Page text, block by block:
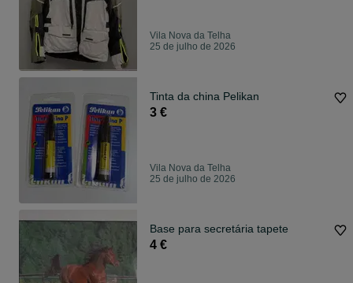
Vila Nova da Telha
25 de julho de 2026
Tinta da china Pelikan
3 €
Vila Nova da Telha
25 de julho de 2026
Base para secretária tapete
4 €